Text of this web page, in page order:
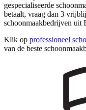
gespecialiseerde
betaalt, vraag dan 3
schoonmaakbedrijven uit
Klik op professioneel
van de beste